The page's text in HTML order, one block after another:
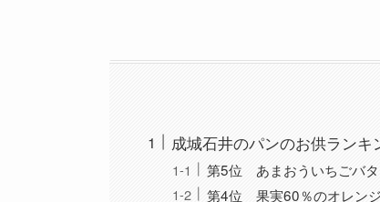
成城石井のパンのお供ランキ
第5位 あまおういちごバ
第4位 果実60％のオレン